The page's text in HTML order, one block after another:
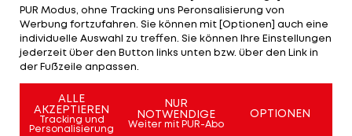
Bouramman die Brunecker zunächst mit einer
Zeitstrafe nach einem Beinstellen. Die Pustertaler
überstehen die Unterzahl allerdings und dürfen
zwei Minuten später sogar über den Sieg jubeln.
Daniel Glira versenkt nämlich die Scheibe per
Blueliner zum 2:1 im Netz unter (65./GWG).
PUR Modus, ohne Tracking uns Peronsalisierung von
Werbung fortzufahren. Sie können mit [Optionen] auch eine
individuelle Auswahl zu treffen. Sie können Ihre Einstellungen
jederzeit über den Button links unten bzw. über den Link in
der Fußzeile anpassen.
ALLE
AKZEPTIEREN
Tracking und
Personalisierung
NUR
NOTWENDIGE
Weiter mit PUR-Abo
OPTIONEN